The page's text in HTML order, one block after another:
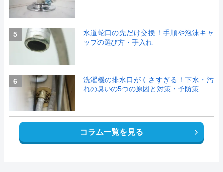
5
水道蛇口の先だけ交換！手順や泡沫キャ
ップの選び方・手入れ
6
洗濯機の排水口がくさすぎる！下水・汚
れの臭いの5つの原因と対策・予防策
コラム一覧を見る